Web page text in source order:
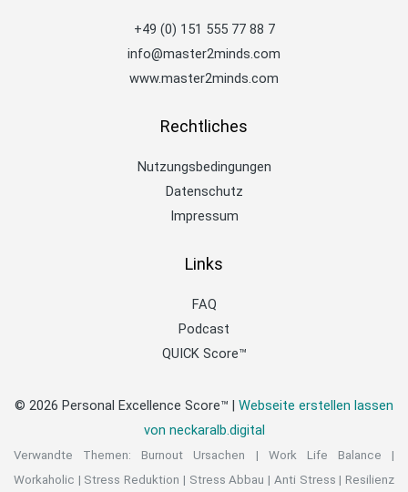
+49 (0) 151 555 77 88 7
info@master2minds.com
www.master2minds.com
Rechtliches
Nutzungsbedingungen
Datenschutz
Impressum
Links
FAQ
Podcast
QUICK Score™
© 2026 Personal Excellence Score™ | Webseite erstellen lassen
von neckaralb.digital
Verwandte Themen: Burnout Ursachen | Work Life Balance |
Workaholic | Stress Reduktion | Stress Abbau | Anti Stress | Resilienz